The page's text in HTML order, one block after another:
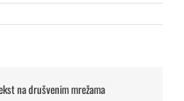
na drušvenim mrežama